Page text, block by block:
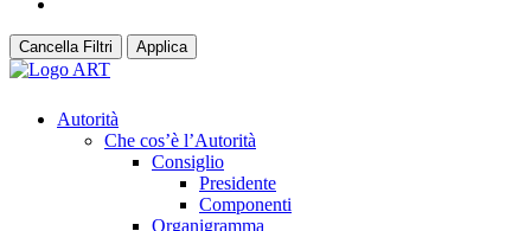
Cancella Filtri Applica
Autorità
Che cos’è l’Autorità
Consiglio
Presidente
Componenti
Organigramma